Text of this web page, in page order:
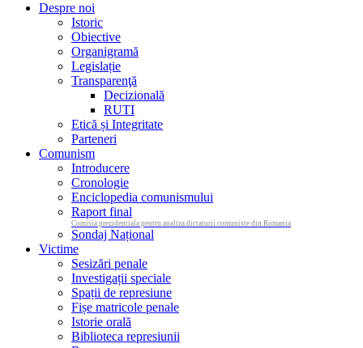
Despre noi
Istoric
Obiective
Organigramă
Legislație
Transparenţă
Decizională
RUTI
Etică și Integritate
Parteneri
Comunism
Introducere
Cronologie
Enciclopedia comunismului
Raport final
Comisia prezidentiala pentru analiza dictaturii comuniste din Romania
Sondaj Național
Victime
Sesizări penale
Investigații speciale
Spații de represiune
Fișe matricole penale
Istorie orală
Biblioteca represiunii